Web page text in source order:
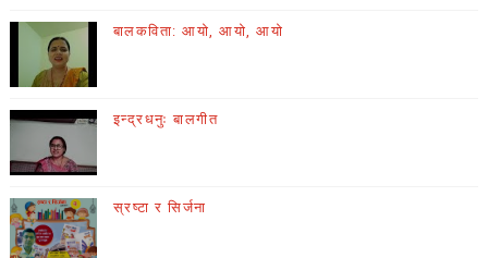
बालकविता: आयो, आयो, आयो
इन्द्रधनुः बालगीत
स्रष्टा र सिर्जना